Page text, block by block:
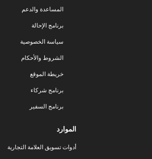
المساعدة والدعم
برنامج الإحالة
سياسة الخصوصية
الشروط والأحكام
خريطة الموقع
برنامج شركاء
برنامج السفير
الموارد
أدوات تسويق العلامة التجارية